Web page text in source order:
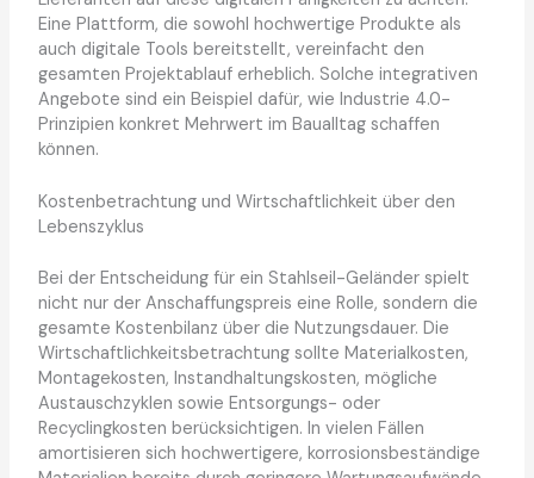
Eine Plattform, die sowohl hochwertige Produkte als
auch digitale Tools bereitstellt, vereinfacht den
gesamten Projektablauf erheblich. Solche integrativen
Angebote sind ein Beispiel dafür, wie Industrie 4.0-
Prinzipien konkret Mehrwert im Baualltag schaffen
können.
Kostenbetrachtung und Wirtschaftlichkeit über den
Lebenszyklus
Bei der Entscheidung für ein Stahlseil-Geländer spielt
nicht nur der Anschaffungspreis eine Rolle, sondern die
gesamte Kostenbilanz über die Nutzungsdauer. Die
Wirtschaftlichkeitsbetrachtung sollte Materialkosten,
Montagekosten, Instandhaltungskosten, mögliche
Austauschzyklen sowie Entsorgungs- oder
Recyclingkosten berücksichtigen. In vielen Fällen
amortisieren sich hochwertigere, korrosionsbeständige